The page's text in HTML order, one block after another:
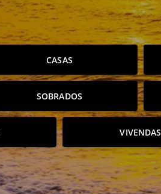
CASAS
SOBRADOS
VIVENDAS